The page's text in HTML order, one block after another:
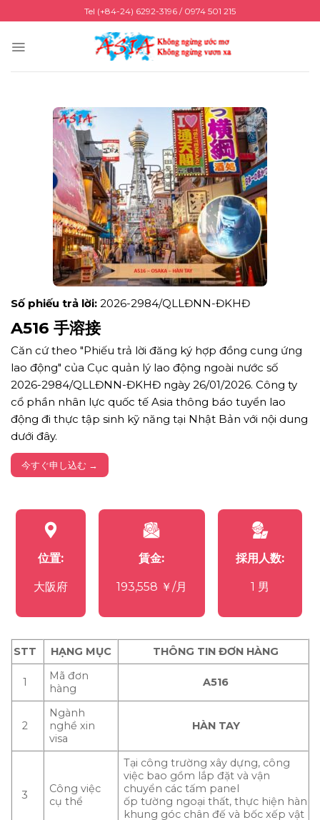
to
content
Tel (+84-24) 6292-3196 / 0974 501 215
Số phiếu trả lời: 2026-2984/QLLĐNN-ĐKHĐ
A516 手溶接
Căn cứ theo "Phiếu trả lời đăng ký hợp đồng cung ứng
lao động" của Cục quản lý lao động ngoài nước số
2026-2984/QLLĐNN-ĐKHĐ ngày 26/01/2026. Công ty
cổ phần nhân lực quốc tế Asia thông báo tuyển lao
động đi thực tập sinh kỹ năng tại Nhật Bản với nội dung
dưới đây.
今すぐ申し込む →
位置:
大阪府
賃金:
193,558 ￥/月
採用人数:
1 男
STT HẠNG MỤC THÔNG TIN ĐƠN HÀNG
1
Mã đơn
hàng
A516
2
Ngành
nghề xin
visa
HÀN TAY
3
Công việc
cụ thể
Tại công trường xây dựng, công
việc bao gồm lắp đặt và vận
chuyển các tấm panel
ốp tường ngoại thất, thực hiện hàn
khung góc chân đế và bốc xếp vật